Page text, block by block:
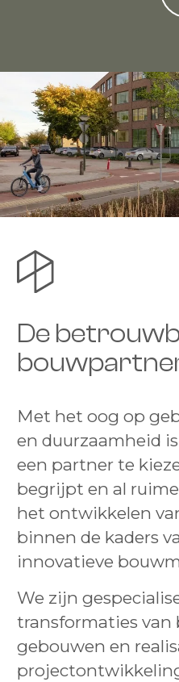
De
Met het oog op
en duurzaamheid
een partner te
begrijpt en al
het ontwikkelen
binnen de kaders
innovatieve
We zijn
transformaties van
gebouwen en